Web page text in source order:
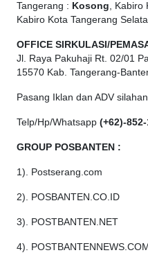
Tangerang : Kosong, Kabiro
Kabiro Kota Tangerang
OFFICE SIRKULASI/
Jl. Raya Pakuhaji Rt. 02/01
15570 Kab. Tangerang-
Pasang Iklan dan ADV
Telp/Hp/Whatsapp (+62)-
GROUP POSBANTEN :
1). Postserang.com
2). POSBANTEN.CO.ID
3). POSTBANTEN.NET
4). POSTBANTENNEWS.COM